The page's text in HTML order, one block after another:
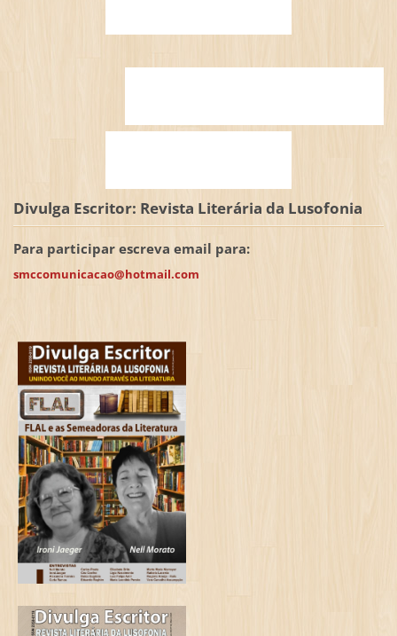
Divulga Escritor: Revista Literária da Lusofonia
Para participar escreva email para:
smccomunicacao@hotmail.com